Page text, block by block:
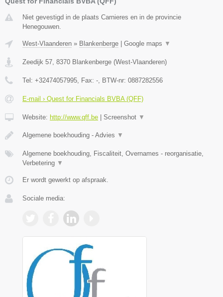
Niet gevestigd in de plaats Carnieres en in de provincie
Henegouwen.
West-Vlaanderen » Blankenberge Google maps ▼
Zeedijk 57, 8370 Blankenberge (West-Vlaanderen)
Tel: +32474057995, Fax: -, BTW-nr: 0887282556
E-mail › Quest for Financials BVBA (QFF)
Website: http://www.qff.be Screenshot ▼
Algemene boekhouding - Advies ▼
Algemene boekhouding, Fiscaliteit, Overnames - reorganisatie,
Verbetering ▼
Er wordt gewerkt op afspraak.
Sociale media: